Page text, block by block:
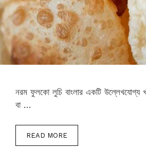
নরম ফুলকো লুচি বাংলার একটি উল্লেখযোগ্য
বা …
READ MORE